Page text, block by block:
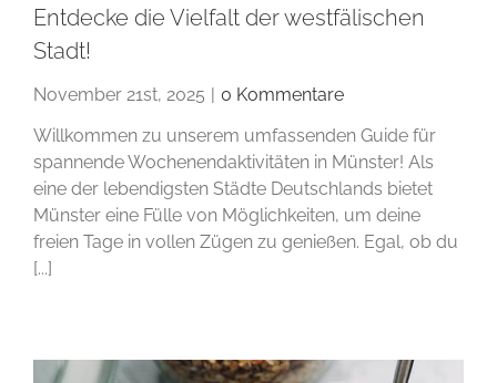
Entdecke die Vielfalt der westfälischen
Stadt!
November 21st, 2025 | 0 Kommentare
Willkommen zu unserem umfassenden Guide für
spannende Wochenendaktivitäten in Münster! Als
eine der lebendigsten Städte Deutschlands bietet
Münster eine Fülle von Möglichkeiten, um deine
freien Tage in vollen Zügen zu genießen. Egal, ob du
[...]